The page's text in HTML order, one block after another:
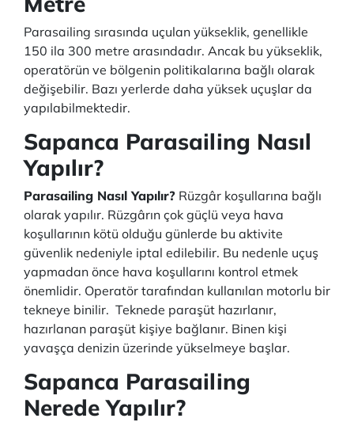
Parasailing sırasında uçulan yükseklik, genellikle
150 ila 300 metre arasındadır. Ancak bu yükseklik,
operatörün ve bölgenin politikalarına bağlı olarak
değişebilir. Bazı yerlerde daha yüksek uçuşlar da
yapılabilmektedir.
Sapanca Parasailing Nasıl
Yapılır?
Parasailing Nasıl Yapılır? Rüzgâr koşullarına bağlı
olarak yapılır. Rüzgârın çok güçlü veya hava
koşullarının kötü olduğu günlerde bu aktivite
güvenlik nedeniyle iptal edilebilir. Bu nedenle uçuş
yapmadan önce hava koşullarını kontrol etmek
önemlidir. Operatör tarafından kullanılan motorlu bir
tekneye binilir. Teknede paraşüt hazırlanır,
hazırlanan paraşüt kişiye bağlanır. Binen kişi
yavaşça denizin üzerinde yükselmeye başlar.
Sapanca Parasailing
Nerede Yapılır?